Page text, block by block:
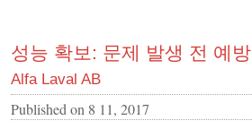
성능 확보: 문제 발생 전 예방
Alfa Laval AB
Published on 8 11, 2017